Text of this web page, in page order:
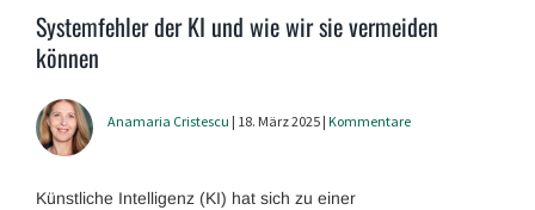
Systemfehler der KI und wie wir sie vermeiden
können
Anamaria Cristescu | 18. März 2025 | Kommentare
Künstliche Intelligenz (KI) hat sich zu einer